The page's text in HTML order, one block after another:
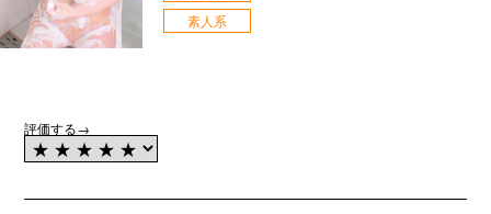
素人系
評価する→